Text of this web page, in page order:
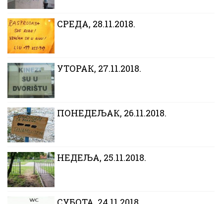
CРЕДА, 28.11.2018.
УТОРАК, 27.11.2018.
ПОНЕДЕЉАК, 26.11.2018.
НЕДЕЉА, 25.11.2018.